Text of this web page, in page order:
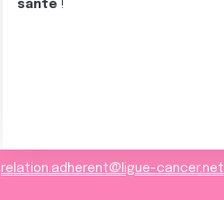
santé !
relation.adherent@ligue-cancer.net